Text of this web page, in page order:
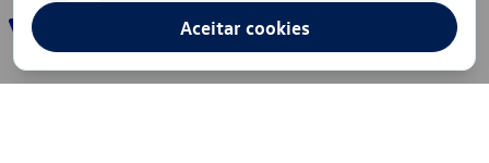
Aceitar cookies